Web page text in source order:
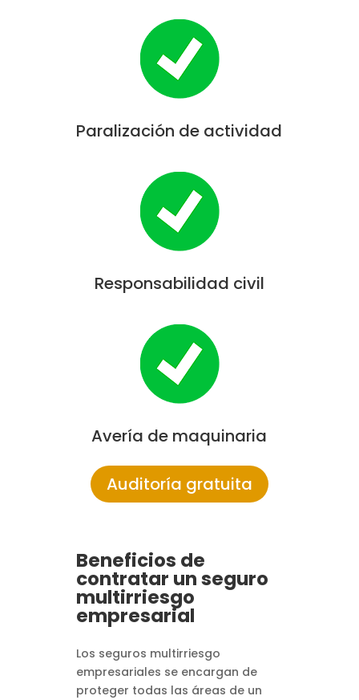
Paralización de actividad
Responsabilidad civil
Avería de maquinaria
Auditoría gratuita
Beneficios de
contratar un seguro
multirriesgo
empresarial
Los seguros multirriesgo
empresariales se encargan de
proteger todas las áreas de un